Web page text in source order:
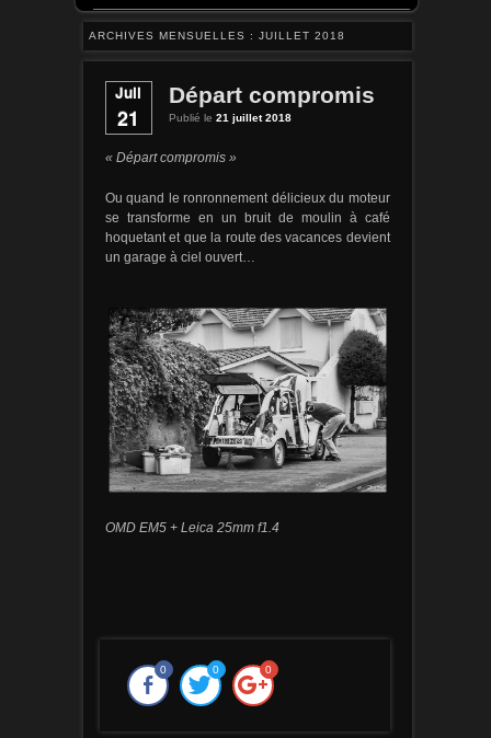
ARCHIVES MENSUELLES : JUILLET 2018
Juil
21
Départ compromis
Publié le 21 juillet 2018
« Départ compromis »
Ou quand le ronronnement délicieux du moteur
se transforme en un bruit de moulin à café
hoquetant et que la route des vacances devient
un garage à ciel ouvert…
OMD EM5 + Leica 25mm f1.4
0 0 0